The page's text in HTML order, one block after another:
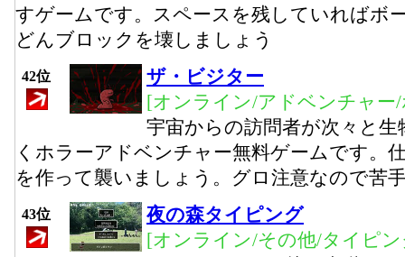
すゲームです。スペースを残していればボ
どんブロックを壊しましょう
42位
ザ・ビジター
[オンライン/アドベンチャー
宇宙からの訪問者が次々と
くホラーアドベンチャー無料ゲームです。
を作って襲いましょう。グロ注意なので苦
43位
夜の森タイピング
[オンライン/その他/タイピ